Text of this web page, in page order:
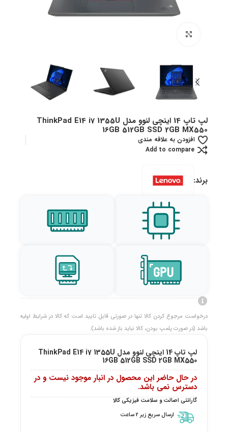
لپ تاپ 14 اینچی لنوو مدل ThinkPad E14 i7 1355U
16GB 512GB SSD 2GB MX550
افزودن به علاقه مندی
Add to compare
برند:
درخواست مرجوع کردن کالا تنها در صورتی قابل تایید است که کالا در شرایط اولیه
باشد (در صورت پلمپ بودن، کالا نباید باز شده باشد).
لپ تاپ 14 اینچی لنوو مدل ThinkPad E14 i7 1355U
16GB 512GB SSD 2GB MX550
در حال حاضر این محصول در انبار موجود نیست و در
دسترس نمی باشد.
گارانتی اصالت و سلامت فیزیکی کالا
ارسال سریع زیر 2 ساعت